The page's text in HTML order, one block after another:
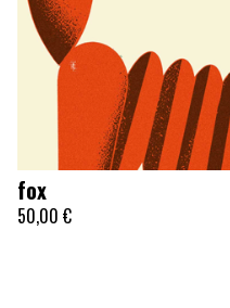
fox
50,00 €